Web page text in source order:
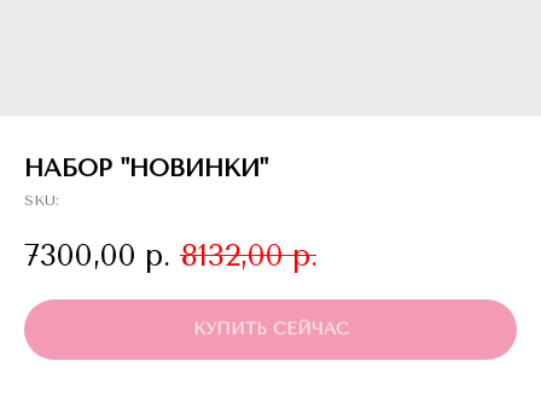
НАБОР "НОВИНКИ"
SKU:
7300,00 р. 8132,00 р.
КУПИТЬ СЕЙЧАС